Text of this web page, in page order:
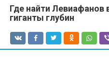
Где найти Левиафанов
гиганты глубин